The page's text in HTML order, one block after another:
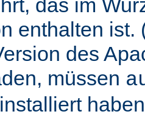
das im
enthalten ist.
des
müssen
installiert